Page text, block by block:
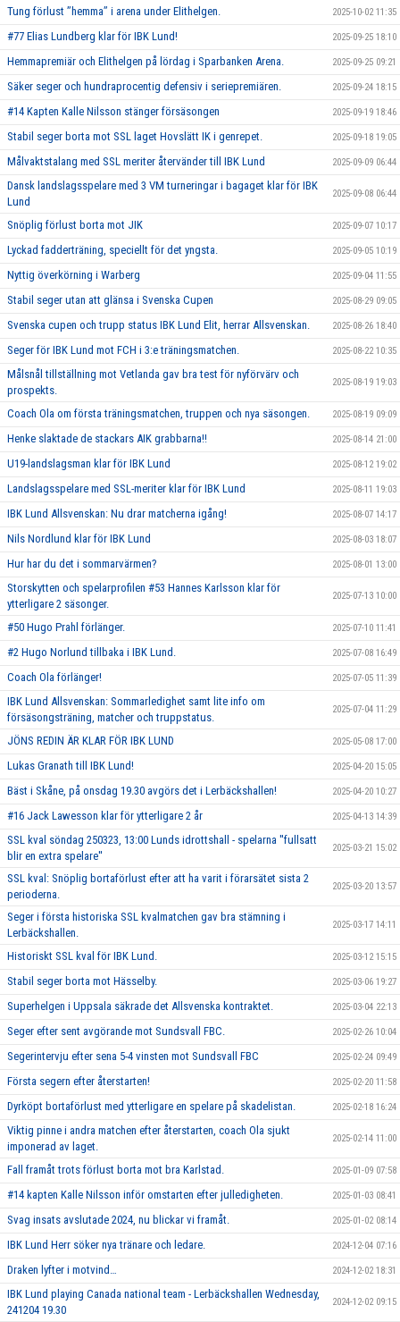
Tung förlust ’’hemma’’ i arena under Elithelgen. 2025-10-02 11:35
#77 Elias Lundberg klar för IBK Lund! 2025-09-25 18:10
Hemmapremiär och Elithelgen på lördag i Sparbanken Arena. 2025-09-25 09:21
Säker seger och hundraprocentig defensiv i seriepremiären. 2025-09-24 18:15
#14 Kapten Kalle Nilsson stänger försäsongen 2025-09-19 18:46
Stabil seger borta mot SSL laget Hovslätt IK i genrepet. 2025-09-18 19:05
Målvaktstalang med SSL meriter återvänder till IBK Lund 2025-09-09 06:44
Dansk landslagsspelare med 3 VM turneringar i bagaget klar för IBK
Lund
2025-09-08 06:44
Snöplig förlust borta mot JIK 2025-09-07 10:17
Lyckad fadderträning, speciellt för det yngsta. 2025-09-05 10:19
Nyttig överkörning i Warberg 2025-09-04 11:55
Stabil seger utan att glänsa i Svenska Cupen 2025-08-29 09:05
Svenska cupen och trupp status IBK Lund Elit, herrar Allsvenskan. 2025-08-26 18:40
Seger för IBK Lund mot FCH i 3:e träningsmatchen. 2025-08-22 10:35
Målsnål tillställning mot Vetlanda gav bra test för nyförvärv och
prospekts.
2025-08-19 19:03
Coach Ola om första träningsmatchen, truppen och nya säsongen. 2025-08-19 09:09
Henke slaktade de stackars AIK grabbarna!! 2025-08-14 21:00
U19-landslagsman klar för IBK Lund 2025-08-12 19:02
Landslagsspelare med SSL-meriter klar för IBK Lund 2025-08-11 19:03
IBK Lund Allsvenskan: Nu drar matcherna igång! 2025-08-07 14:17
Nils Nordlund klar för IBK Lund 2025-08-03 18:07
Hur har du det i sommarvärmen? 2025-08-01 13:00
Storskytten och spelarprofilen #53 Hannes Karlsson klar för
ytterligare 2 säsonger.
2025-07-13 10:00
#50 Hugo Prahl förlänger. 2025-07-10 11:41
#2 Hugo Norlund tillbaka i IBK Lund. 2025-07-08 16:49
Coach Ola förlänger! 2025-07-05 11:39
IBK Lund Allsvenskan: Sommarledighet samt lite info om
försäsongsträning, matcher och truppstatus.
2025-07-04 11:29
JÖNS REDIN ÄR KLAR FÖR IBK LUND 2025-05-08 17:00
Lukas Granath till IBK Lund! 2025-04-20 15:05
Bäst i Skåne, på onsdag 19.30 avgörs det i Lerbäckshallen! 2025-04-20 10:27
#16 Jack Lawesson klar för ytterligare 2 år 2025-04-13 14:39
SSL kval söndag 250323, 13:00 Lunds idrottshall - spelarna ''fullsatt
blir en extra spelare''
2025-03-21 15:02
SSL kval: Snöplig bortaförlust efter att ha varit i förarsätet sista 2
perioderna.
2025-03-20 13:57
Seger i första historiska SSL kvalmatchen gav bra stämning i
Lerbäckshallen.
2025-03-17 14:11
Historiskt SSL kval för IBK Lund. 2025-03-12 15:15
Stabil seger borta mot Hässelby. 2025-03-06 19:27
Superhelgen i Uppsala säkrade det Allsvenska kontraktet. 2025-03-04 22:13
Seger efter sent avgörande mot Sundsvall FBC. 2025-02-26 10:04
Segerintervju efter sena 5-4 vinsten mot Sundsvall FBC 2025-02-24 09:49
Första segern efter återstarten! 2025-02-20 11:58
Dyrköpt bortaförlust med ytterligare en spelare på skadelistan. 2025-02-18 16:24
Viktig pinne i andra matchen efter återstarten, coach Ola sjukt
imponerad av laget.
2025-02-14 11:00
Fall framåt trots förlust borta mot bra Karlstad. 2025-01-09 07:58
#14 kapten Kalle Nilsson inför omstarten efter julledigheten. 2025-01-03 08:41
Svag insats avslutade 2024, nu blickar vi framåt. 2025-01-02 08:14
IBK Lund Herr söker nya tränare och ledare. 2024-12-04 07:16
Draken lyfter i motvind… 2024-12-02 18:31
IBK Lund playing Canada national team - Lerbäckshallen Wednesday,
241204 19.30
2024-12-02 09:15